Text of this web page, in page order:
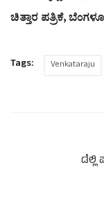
ಚಿತ್ತಾರ ಪತ್ರಿಕೆ,
Tags: Venkataraju
ಡೆಲ್ಲಿ